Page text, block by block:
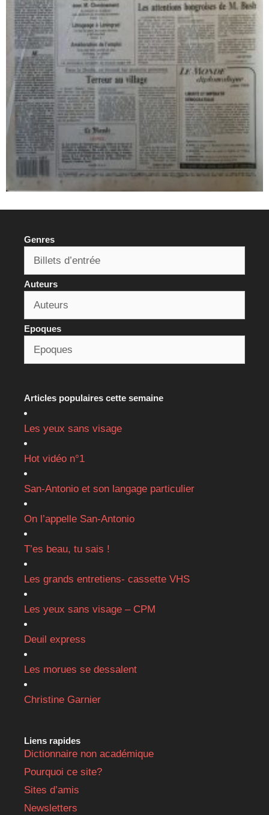
Genres
Auteurs
Epoques
Articles populaires cette semaine
Les yeux sans visage
Hot vidéo n°1
San-Antonio et son langage particulier
On l’appelle San-Antonio
T’es beau, tu sais !
Les grands entretiens- cassette VHS
Les yeux sans visage – CPM
Deuil express
Les morues se dessalent
Christine Garnier
Liens rapides
Dictionnaire non académique
Pourquoi ce site?
Sites d’amis
Newsletters